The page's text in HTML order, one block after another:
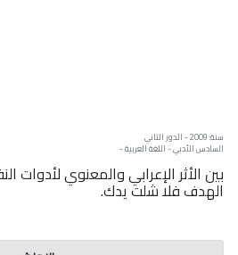
سنة: 2009 - الدور الثاني
السادس الأدبي - اللغة العربية -
بين الأثر الإعرابي والمعنوي لأدوات
الهدف فلا شلت يدك.